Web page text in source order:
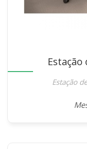
Estação